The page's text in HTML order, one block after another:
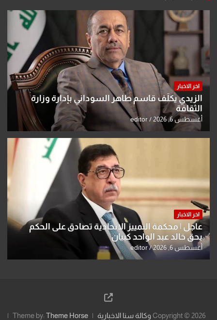
اخر الاخبار
الزيدي يكلّف قاسم طاهر السوداني بإدارة وزارة
الثقافة
أغسطس 6, 2026 editor
اخر الاخبار
عاجل | محكمة التمييز الاتحادية تصادق على الحكم
بحق خالد عبد الواحد كبيان
أغسطس 6, 2026 editor
Copyright © 2026 وكالة سنا الاخبارية Theme by: Theme Horse